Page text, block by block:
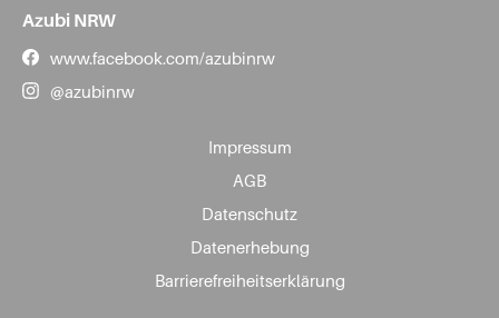
Azubi NRW
www.facebook.com/azubinrw
@azubinrw
Impressum
AGB
Datenschutz
Datenerhebung
Barrierefreiheitserklärung